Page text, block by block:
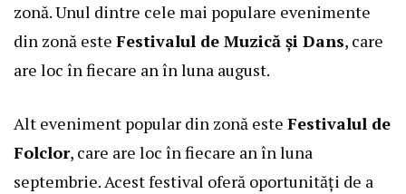
zonă. Unul dintre cele mai populare evenimente
din zonă este Festivalul de Muzică și Dans, care
are loc în fiecare an în luna august.
Alt eveniment popular din zonă este Festivalul de
Folclor, care are loc în fiecare an în luna
septembrie. Acest festival oferă oportunități de a